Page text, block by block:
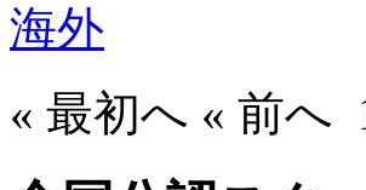
海外
« 最初へ « 前へ